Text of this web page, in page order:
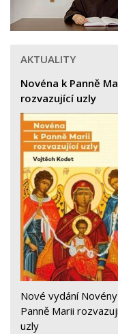
AKTUALITY
Novéna k Panně
rozvazující uzly
Nové vydání
Panně Marii
uzly